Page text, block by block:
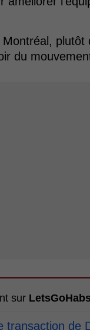
plutôt
du
sur LetsGoHabs
transaction de